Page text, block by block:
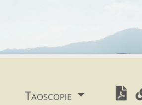
Taoscopie